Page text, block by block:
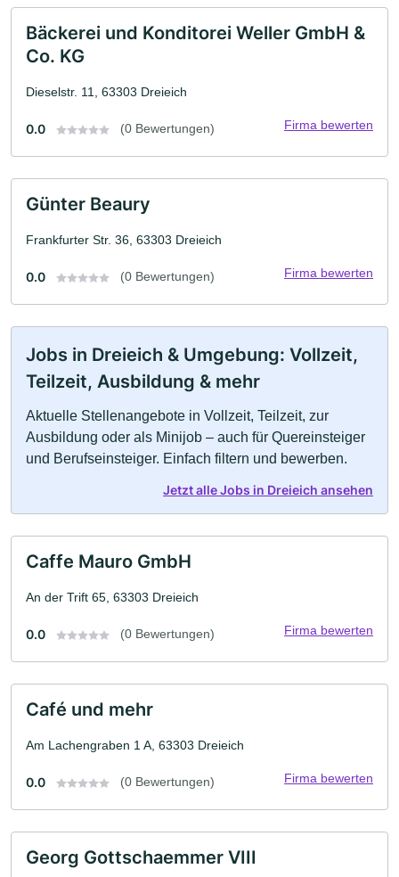
Bäckerei und Konditorei Weller GmbH &
Co. KG
Dieselstr. 11, 63303 Dreieich
0.0 (0 Bewertungen) Firma bewerten
Günter Beaury
Frankfurter Str. 36, 63303 Dreieich
0.0 (0 Bewertungen) Firma bewerten
Jobs in Dreieich & Umgebung: Vollzeit,
Teilzeit, Ausbildung & mehr
Aktuelle Stellenangebote in Vollzeit, Teilzeit, zur
Ausbildung oder als Minijob – auch für Quereinsteiger
und Berufseinsteiger. Einfach filtern und bewerben.
Jetzt alle Jobs in Dreieich ansehen
Caffe Mauro GmbH
An der Trift 65, 63303 Dreieich
0.0 (0 Bewertungen) Firma bewerten
Café und mehr
Am Lachengraben 1 A, 63303 Dreieich
0.0 (0 Bewertungen) Firma bewerten
Georg Gottschaemmer VIII